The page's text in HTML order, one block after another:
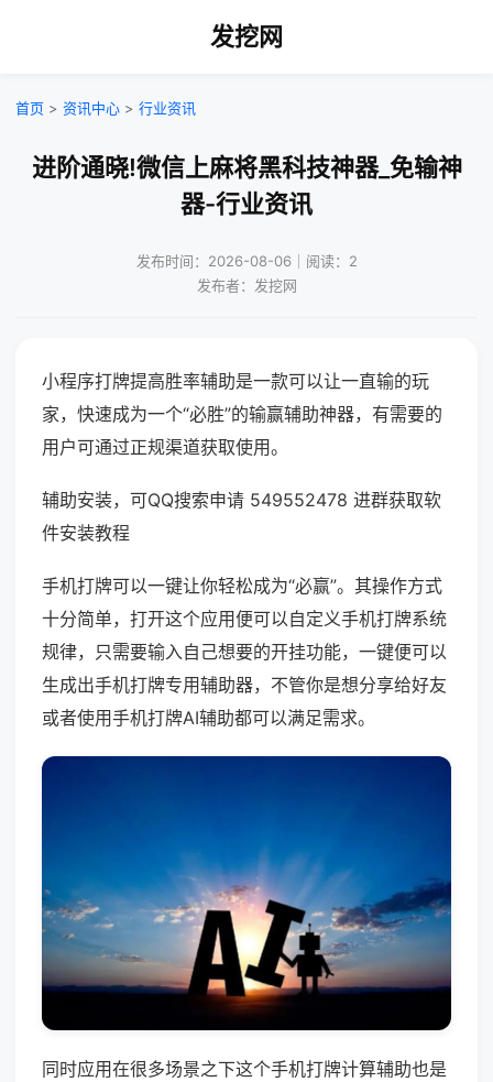
发挖网
首页 > 资讯中心 > 行业资讯
进阶通晓!微信上麻将黑科技神器_免输神
器-行业资讯
发布时间：2026-08-06｜阅读：2
发布者：发挖网
小程序打牌提高胜率辅助是一款可以让一直输的玩
家，快速成为一个“必胜”的输赢辅助神器，有需要的
用户可通过正规渠道获取使用。
辅助安装，可QQ搜索申请 549552478 进群获取软
件安装教程
手机打牌可以一键让你轻松成为“必赢”。其操作方式
十分简单，打开这个应用便可以自定义手机打牌系统
规律，只需要输入自己想要的开挂功能，一键便可以
生成出手机打牌专用辅助器，不管你是想分享给好友
或者使用手机打牌AI辅助都可以满足需求。
同时应用在很多场景之下这个手机打牌计算辅助也是